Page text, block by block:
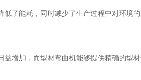
能耗，同时减少了生产过程中对环境的
加，而型材弯曲机能够提供精确的型材